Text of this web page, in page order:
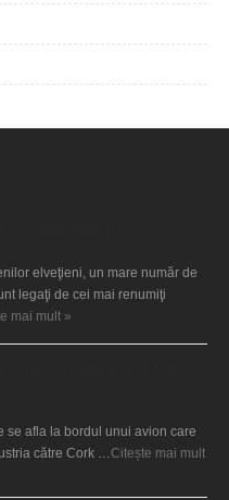
elveţieni, un mare număr de
legaţi de cei mai renumiţi
mai mult »
se afla la bordul unui avion care
către Cork …Citește mai mult